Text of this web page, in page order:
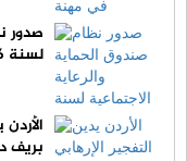
صدور
لسنة 2026 في الجريدة الرسمية
بريف